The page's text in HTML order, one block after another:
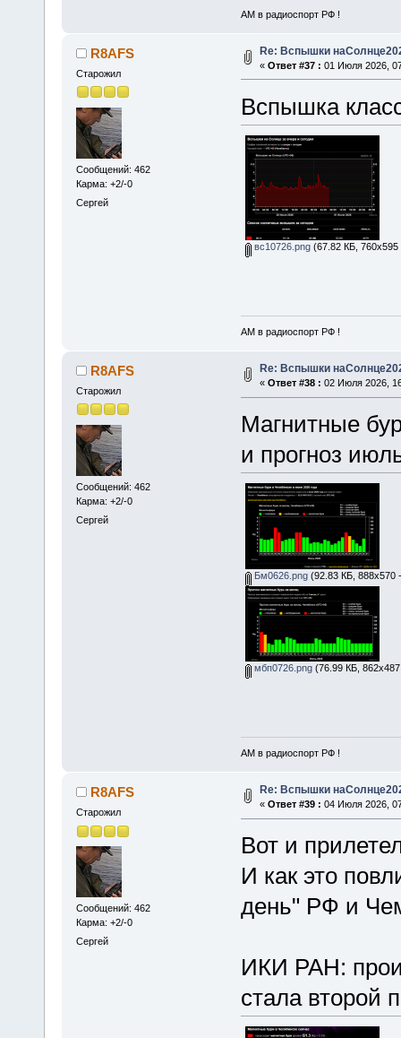
АМ в радиоспорт РФ !
R8AFS
Старожил
Сообщений: 462
Карма: +2/-0
Сергей
Re: Вспышки
« Ответ #37 : 01 Июля 2026,
Вспышка
вс10726.png(67.82 КБ, 760x595
АМ в радиоспорт РФ !
R8AFS
Старожил
Сообщений: 462
Карма: +2/-0
Сергей
Re: Вспышки
« Ответ #38 : 02 Июля 2026,
Магнитные
и прогноз
Бм0626.png(92.83 КБ, 888x570
мбп0726.png(76.99 КБ,
АМ в радиоспорт РФ !
R8AFS
Старожил
Сообщений: 462
Карма: +2/-0
Сергей
Re: Вспышки
« Ответ #39 : 04 Июля 2026,
Вот и
И как это
день" РФ и
ИКИ РАН:
стала второй